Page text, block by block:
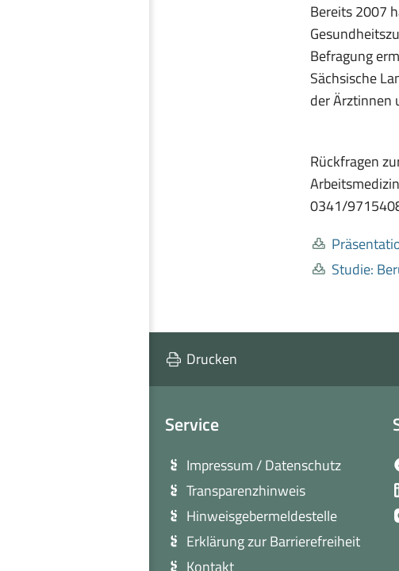
Bereits 2007
Befragung
Sächsische
der Ärztinnen
Rückfragen
0341/
Studie:
Drucken
Service
Impressum / Datenschutz
Transparenzhinweis
Hinweisgebermeldestelle
Erklärung zur Barrierefreiheit
Kontakt